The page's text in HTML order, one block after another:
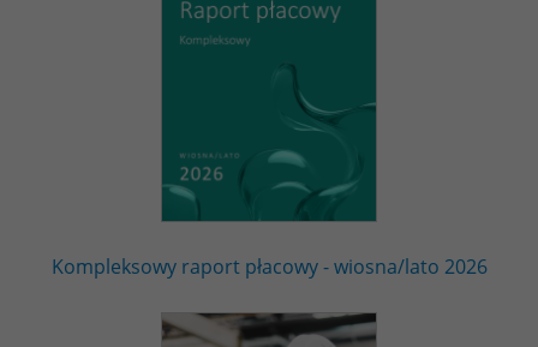
Kompleksowy raport płacowy - wiosna/lato 2026